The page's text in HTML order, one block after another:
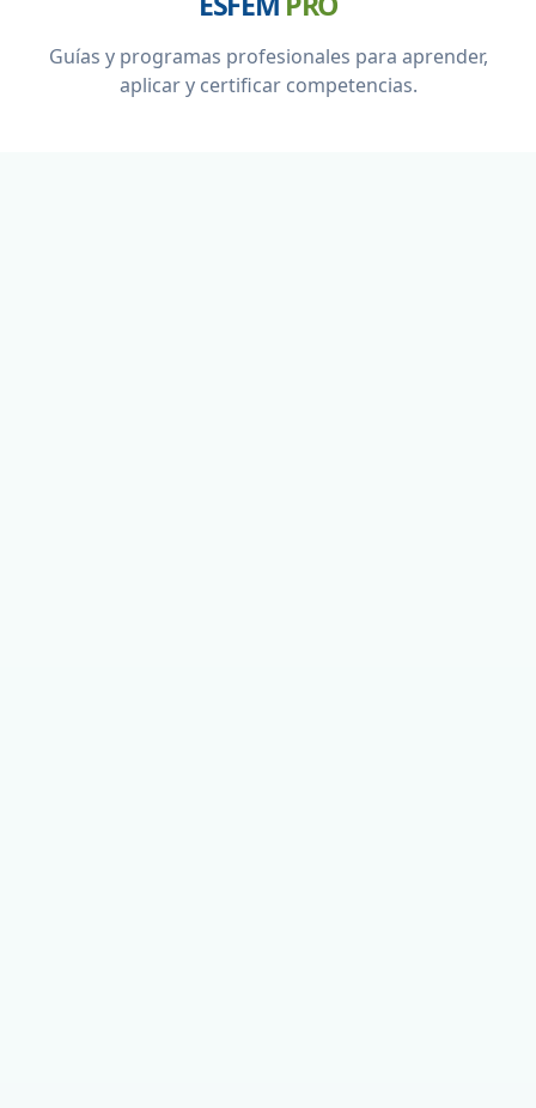
Guías y programas profesionales para aprender,
aplicar y certificar competencias.